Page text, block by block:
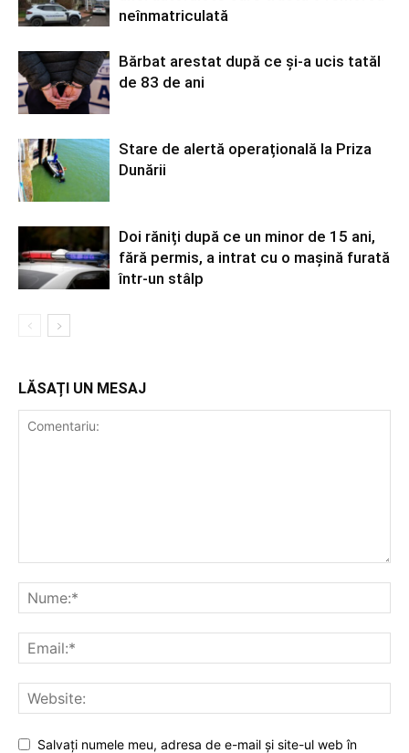
neînmatriculată
Bărbat arestat după ce și-a ucis tatăl
de 83 de ani
Stare de alertă operațională la Priza
Dunării
Doi răniți după ce un minor de 15 ani,
fără permis, a intrat cu o mașină furată
într-un stâlp
LĂSAȚI UN MESAJ
Salvați numele meu, adresa de e-mail și site-ul web în